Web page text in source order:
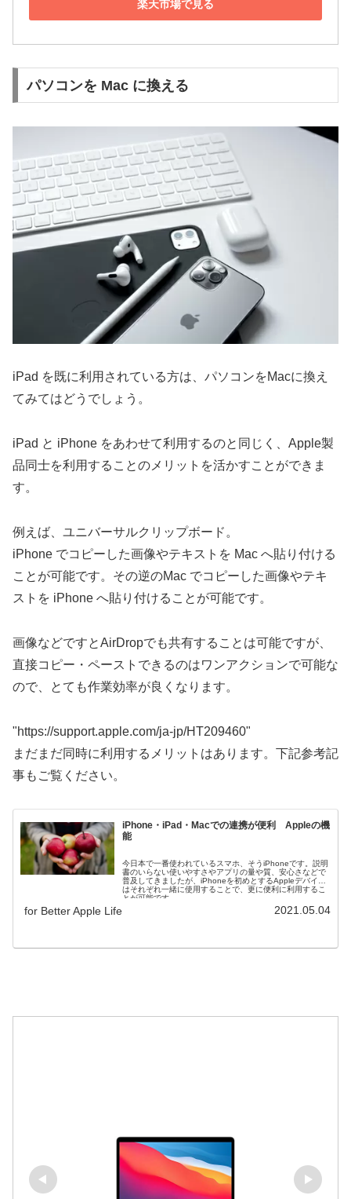
楽天市場で見る
パソコンを Mac に換える
iPad を既に利用されている方は、パソコンをMacに換え
てみてはどうでしょう。
iPad と iPhone をあわせて利用するのと同じく、Apple製
品同士を利用することのメリットを活かすことができま
す。
例えば、ユニバーサルクリップボード。
iPhone でコピーした画像やテキストを Mac へ貼り付ける
ことが可能です。その逆のMac でコピーした画像やテキ
ストを iPhone へ貼り付けることが可能です。
画像などですとAirDropでも共有することは可能ですが、
直接コピー・ペーストできるのはワンアクションで可能な
ので、とても作業効率が良くなります。
"https://support.apple.com/ja-jp/HT209460"
まだまだ同時に利用するメリットはあります。下記参考記
事もご覧ください。
iPhone・iPad・Macでの連携が便利 Appleの機
能
今日本で一番使われているスマホ、そうiPhoneです。説明
書のいらない使いやすさやアプリの量や質、安心さなどで
普及してきましたが、iPhoneを初めとするAppleデバイス
はそれぞれ一緒に使用することで、更に便利に利用するこ
とが可能です。
for Better Apple Life 2021.05.04